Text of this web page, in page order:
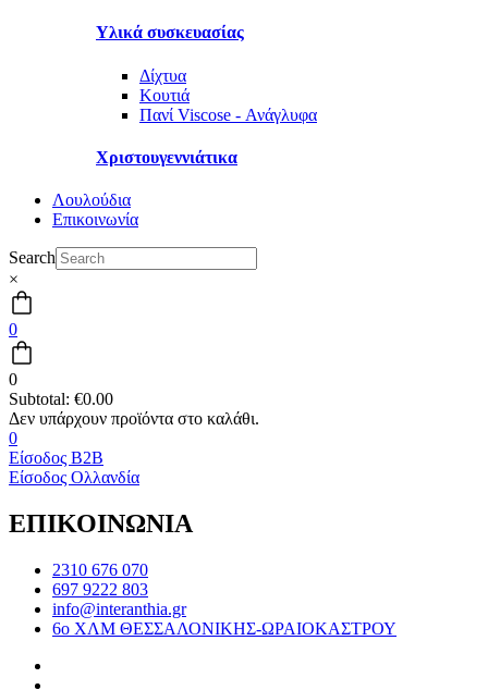
Υλικά συσκευασίας
Δίχτυα
Κουτιά
Πανί Viscose - Ανάγλυφα
Χριστουγεννιάτικα
Λουλούδια
Επικοινωνία
Search
×
0
0
Subtotal: €0.00
0
Είσοδος B2B
Είσοδος Ολλανδία
ΕΠΙΚΟΙΝΩΝΙΑ
2310 676 070
697 9222 803
info@interanthia.gr
6ο ΧΛΜ ΘΕΣΣΑΛΟΝΙΚΗΣ-ΩΡΑΙΟΚΑΣΤΡΟΥ